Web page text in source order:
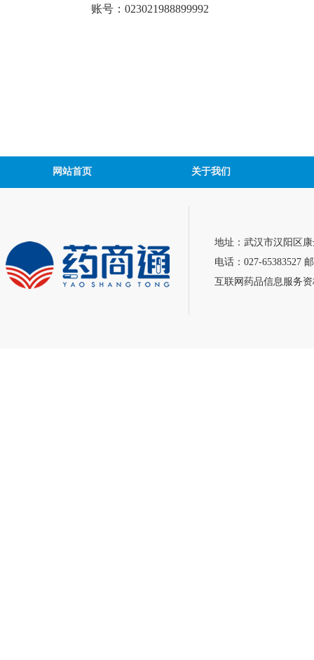
账号：023021988899992
网站首页 关于我们
地址：武汉市汉阳区
电话：027-65383527
互联网药品信息服务